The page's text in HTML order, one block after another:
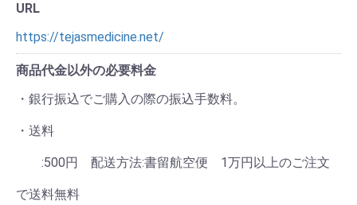
URL
https://tejasmedicine.net/
商品代金以外の必要料金
・銀行振込でご購入の際の振込手数料。
・送料
:500円 配送方法:書留航空便 1万円以上のご注文
で送料無料